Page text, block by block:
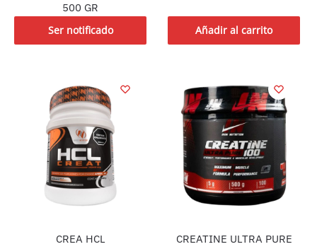
500 GR
Ser notificado
Añadir al carrito
CREA HCL
CREATINE ULTRA PURE